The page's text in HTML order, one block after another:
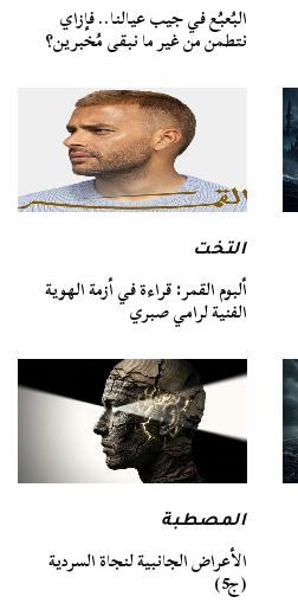
البُعبُع في جيب عيالنا.. فإزاي
نتطمن من غير ما نبقى مُخبرين؟
التخت
ألبوم القمر: قراءة في أزمة الهوية
الفنية لرامي صبري
المصطبة
الأعراض الجانبية لنجاة السردية
(ج5)